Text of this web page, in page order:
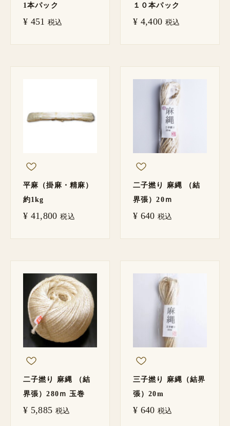
1本パック
¥ 451 税込
１０本パック
¥ 4,400 税込
平麻（掛麻・精麻）
約1kg
¥ 41,800 税込
二子撚り 麻縄 （結
界張）20ｍ
¥ 640 税込
二子撚り 麻縄 （結
界張）280ｍ 玉巻
¥ 5,885 税込
三子撚り 麻縄（結界
張）20m
¥ 640 税込